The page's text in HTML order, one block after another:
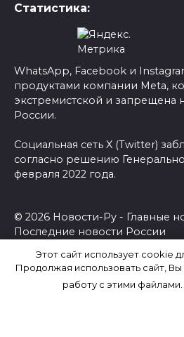
Статистика:
WhatsApp, Facebook и
продуктами компании Meta,
экстремистской и запрещена
России.
Социальная сеть X (Twitter)
согласно решению
февраля 2022 года.
© 2026 Новости-Ру - Главные
Последние новости России
Этот сайт использует cookie
Продолжая использовать сайт,
работу с этими файлами.